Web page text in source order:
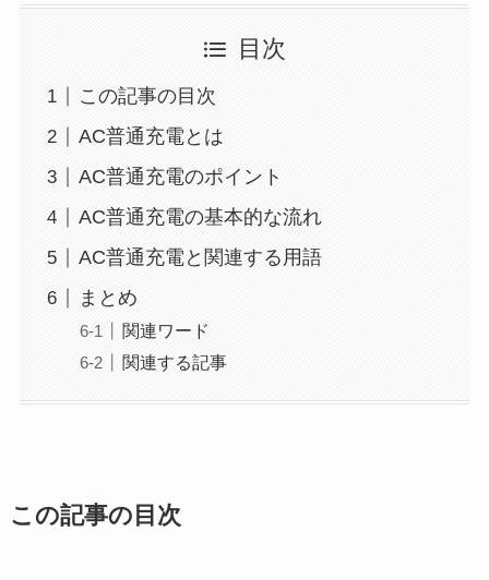
目次
この記事の目次
AC普通充電とは
AC普通充電のポイント
AC普通充電の基本的な流れ
AC普通充電と関連する用語
まとめ
関連ワード
関連する記事
この記事の目次